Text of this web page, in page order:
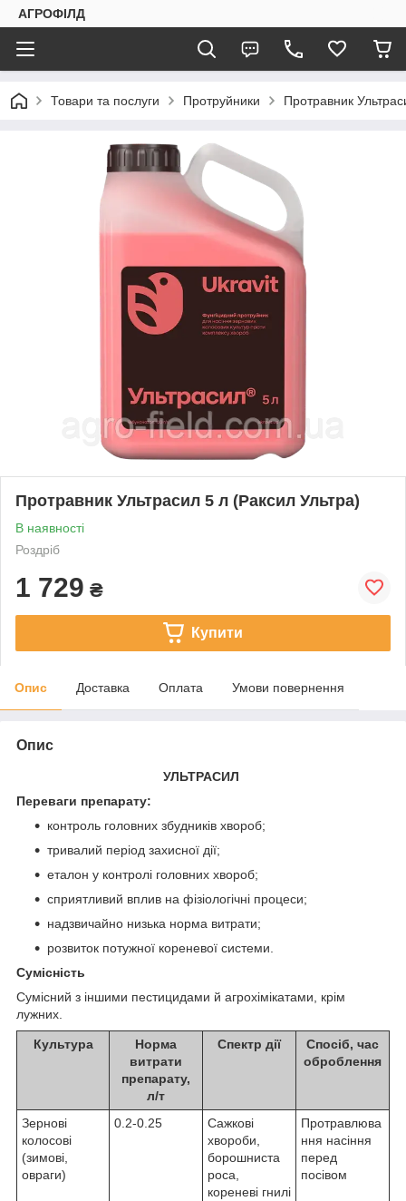
АГРОФІЛД
Товари та послуги Протруйники Протравник
Протравник Ультрасил 5 л (Раксил Ультра)
В наявності
Роздріб
1 729 ₴
Купити
Опис Доставка Оплата Умови повернення
Опис
УЛЬТРАСИЛ
Переваги препарату:
контроль головних збудників хвороб;
тривалий період захисної дії;
еталон у контролі головних хвороб;
сприятливий вплив на фізіологічні процеси;
надзвичайно низька норма витрати;
розвиток потужної кореневої системи.
Сумісність
Сумісний з іншими пестицидами й агрохімікатами, крім
лужних.
Культура
Норма
витрати
препарату,
л/т
Спектр дії
Спосіб, час
оброблення
Зернові
колосові
(зимові,
овраги)
0.2-0.25
Сажкові
хвороби,
борошниста
роса,
кореневі гнилі
Протравлюва
ння насіння
перед
посівом